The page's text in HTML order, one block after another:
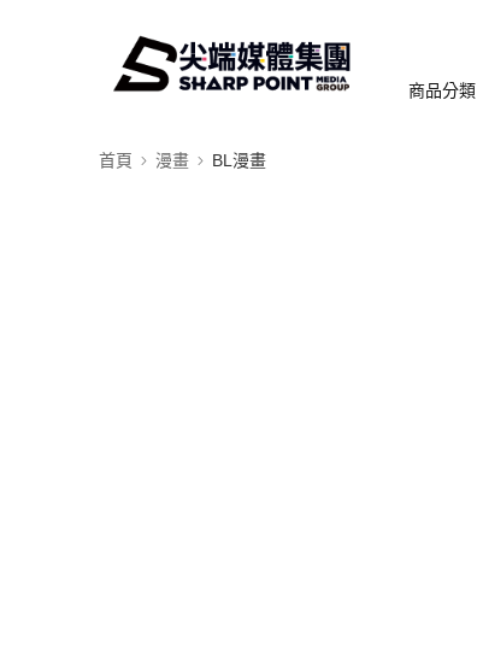
商品分類
首頁 漫畫 BL漫畫